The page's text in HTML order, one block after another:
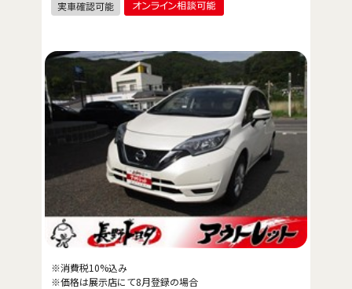
※消費税10%込み
※価格は展示店にて8月登録の場合